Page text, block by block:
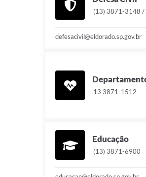
(13) 3871-3148 /
defesacivil@eldorado.sp.gov.br
13 3871-1512
Educação
(13) 3871-6900